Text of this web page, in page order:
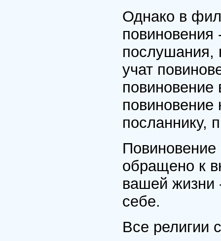
Однако в
послушания,
учат
повиновение
повиновение
посланнику,
Повиновение
обращено к
вашей жизни
себе.
Все религии